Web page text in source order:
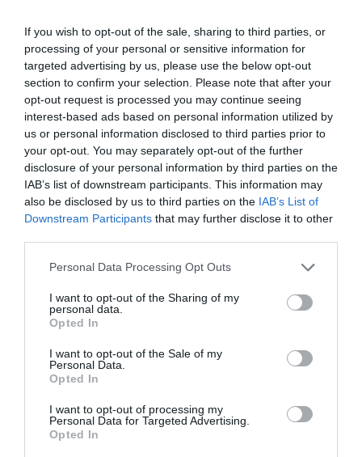
If you wish to opt-out of the sale, sharing to third parties, or
processing of your personal or sensitive information for
targeted advertising by us, please use the below opt-out
section to confirm your selection. Please note that after your
opt-out request is processed you may continue seeing
interest-based ads based on personal information utilized by
us or personal information disclosed to third parties prior to
your opt-out. You may separately opt-out of the further
disclosure of your personal information by third parties on the
IAB’s list of downstream participants. This information may
also be disclosed by us to third parties on the IAB’s List of
Downstream Participants that may further disclose it to other
Personal Data Processing Opt Outs
I want to opt-out of the Sharing of my
personal data.
Opted In
I want to opt-out of the Sale of my
Personal Data.
Opted In
I want to opt-out of processing my
Personal Data for Targeted Advertising.
Opted In
comunidades que presentan un mayor y menor crecimiento
poblacional.
Andalucía: la FEFE solicita que se retrase la firma sobre
las subastas de medicamentos hasta después de las
elecciones
Noticias y novedades Redacción
23/03/2012
La Federación Empresarial de Farmacéuticos Españoles (FEFE) ha
emitido un comunicado en el que solicita que «se retrase la firma de
adjudicación de la primera subasta de medicamentos en Andalucía
hasta que tome posesión el nuevo gobierno que salga elegido en las
urnas el próximo domingo».
La FEFE confía en la próxima normalización de los pagos
Noticias y novedades Redacción
15/03/2012
Españoles (FEFE) ha hecho público un comunicado en el que «valora
muy positivamente la medida que puede ayudar a normalizar la
situación de impagos reiterados que se vienen produciendo en
deuda pendiente todavía por la dispensación de medicamentos a
través de las oficinas de farmacia asciende a más de 1.500 millones
de euros».
Los medicamentos genéricos suben en unidades de